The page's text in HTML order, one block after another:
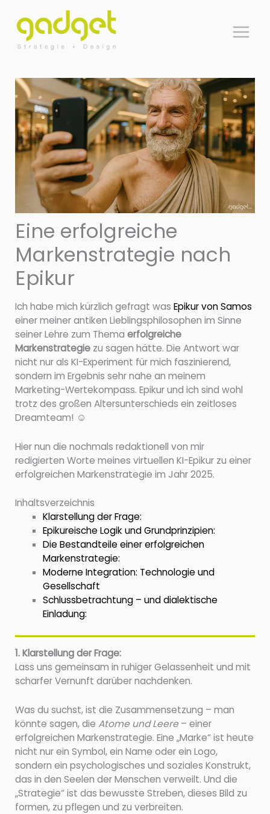
Inhalt
springen
Eine erfolgreiche
Markenstrategie nach
Epikur
Ich habe mich kürzlich gefragt was Epikur von Samos
einer meiner antiken Lieblingsphilosophen im Sinne
seiner Lehre zum Thema erfolgreiche
Markenstrategiezu sagen hätte. Die Antwort war
nicht nur als KI-Experiment für mich faszinierend,
sondern im Ergebnis sehr nahe an meinem
Marketing-Wertekompass. Epikur und ich sind wohl
trotz des großen Altersunterschieds ein zeitloses
Dreamteam! ☺️
Hier nun die nochmals redaktionell von mir
redigierten Worte meines virtuellen KI-Epikur zu einer
erfolgreichen Markenstrategie im Jahr 2025.
Inhaltsverzeichnis
Klarstellung der Frage:
Epikureische Logik und Grundprinzipien:
Die Bestandteile einer erfolgreichen
Markenstrategie:
Moderne Integration: Technologie und
Gesellschaft
Schlussbetrachtung – und dialektische
Einladung:
1. Klarstellung der Frage:
Lass uns gemeinsam in ruhiger Gelassenheit und mit
scharfer Vernunft darüber nachdenken.
Was du suchst, ist die Zusammensetzung – man
könnte sagen, die Atome und Leere– einer
erfolgreichen Markenstrategie. Eine „Marke“ ist heute
nicht nur ein Symbol, ein Name oder ein Logo,
sondern ein psychologisches und soziales Konstrukt,
das in den Seelen der Menschen verweilt. Und die
„Strategie“ ist das bewusste Streben, dieses Bild zu
formen, zu pflegen und zu verbreiten.